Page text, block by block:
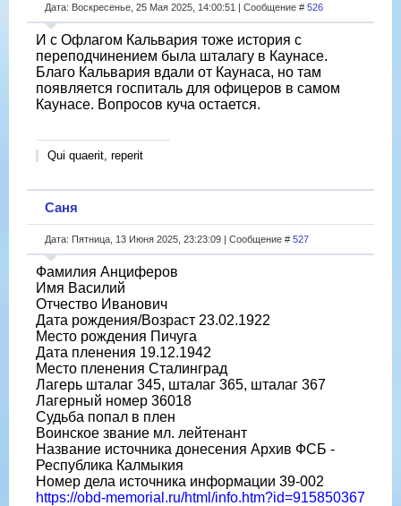
Дата: Воскресенье, 25 Мая 2025, 14:00:51 | Сообщение # 526
И с Офлагом Кальвария тоже история с
переподчинением была шталагу в Каунасе.
Благо Кальвария вдали от Каунаса, но там
появляется госпиталь для офицеров в самом
Каунасе. Вопросов куча остается.
Qui quaerit, reperit
Саня
Дата: Пятница, 13 Июня 2025, 23:23:09 | Сообщение # 527
Фамилия Анциферов
Имя Василий
Отчество Иванович
Дата рождения/Возраст 23.02.1922
Место рождения Пичуга
Дата пленения 19.12.1942
Место пленения Сталинград
Лагерь шталаг 345, шталаг 365, шталаг 367
Лагерный номер 36018
Судьба попал в плен
Воинское звание мл. лейтенант
Название источника донесения Архив ФСБ -
Республика Калмыкия
Номер дела источника информации 39-002
https://obd-memorial.ru/html/info.htm?id=915850367